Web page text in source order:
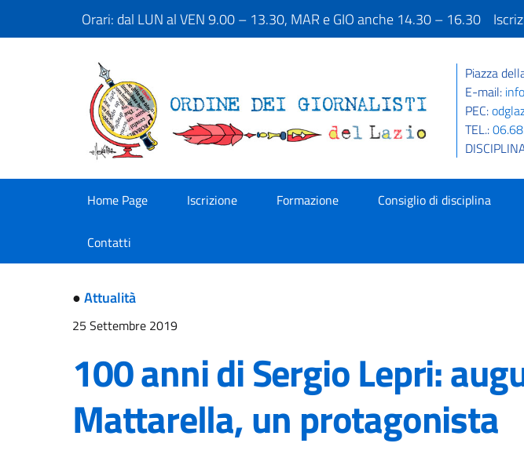
Orari: dal LUN al VEN 9.00 – 13.30, MAR e GIO anche 14.30 – 16.30
Piazza
E-mail:
PEC:
TEL.:
Home Page Iscrizione Formazione Consiglio di disciplina
Contatti
●Attualità
25 Settembre 2019
100 anni di Sergio Lepri:
Mattarella, un protagonista